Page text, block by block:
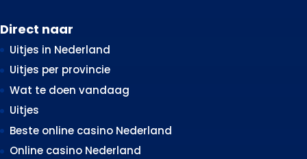
Direct naar
Uitjes in Nederland
Uitjes per provincie
Wat te doen vandaag
Uitjes
Beste online casino Nederland
Online casino Nederland